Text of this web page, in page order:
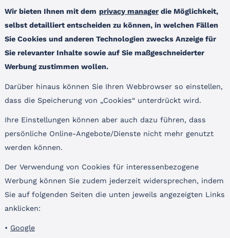
Wir bieten Ihnen mit dem privacy manager die Möglichkeit,
selbst detailliert entscheiden zu können, in welchen Fällen
Sie Cookies und anderen Technologien zwecks Anzeige für
Sie relevanter Inhalte sowie auf Sie maßgeschneiderter
Werbung zustimmen wollen.
Darüber hinaus können Sie Ihren Webbrowser so einstellen,
dass die Speicherung von „Cookies“ unterdrückt wird.
Ihre Einstellungen können aber auch dazu führen, dass
persönliche Online-Angebote/Dienste nicht mehr genutzt
werden können.
Der Verwendung von Cookies für interessenbezogene
Werbung können Sie zudem jederzeit widersprechen, indem
Sie auf folgenden Seiten die unten jeweils angezeigten Links
anklicken:
• Google